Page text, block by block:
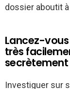
dossier aboutit
Lancez-
très
Investiguer sur